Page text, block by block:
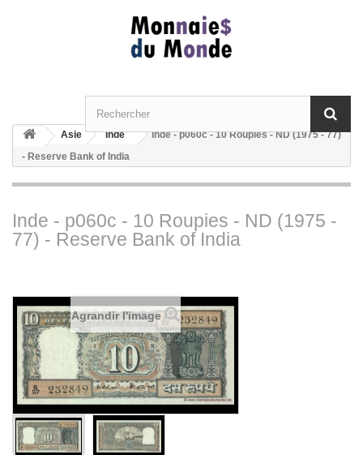
Asie Inde
Inde - p060c - 10 Roupies - ND (1975 - 77)
- Reserve Bank of India
Inde - p060c - 10 Roupies - ND (1975 -
77) - Reserve Bank of India
Agrandir l'image